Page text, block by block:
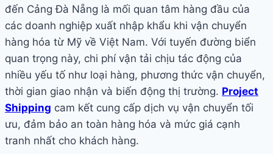
đến Cảng Đà Nẵng là mối quan tâm hàng đầu của
các doanh nghiệp xuất nhập khẩu khi vận chuyển
hàng hóa từ Mỹ về Việt Nam. Với tuyến đường biển
quan trọng này, chi phí vận tải chịu tác động của
nhiều yếu tố như loại hàng, phương thức vận chuyển,
thời gian giao nhận và biến động thị trường. Project
Shipping cam kết cung cấp dịch vụ vận chuyển tối
ưu, đảm bảo an toàn hàng hóa và mức giá cạnh
tranh nhất cho khách hàng.